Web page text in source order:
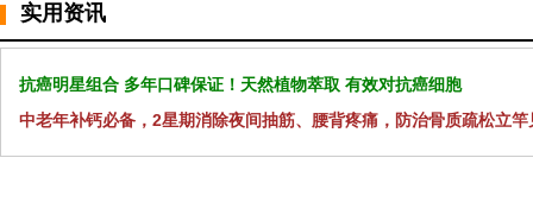
实用资讯
抗癌明星组合 多年口碑保证！天然植物萃取 有效对抗癌细胞
中老年补钙必备，2星期消除夜间抽筋、腰背疼痛，防治骨质疏松立竿